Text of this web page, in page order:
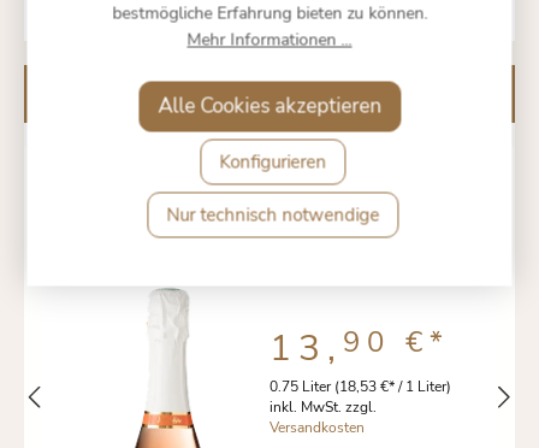
Kunden kauften auch
CREMANT DE LOIRE ROSÉ
0.75 Liter(18,53 €* / 1 Liter)
inkl. MwSt. zzgl.
Versandkosten
13, 90 €*
bestmögliche Erfahrung bieten zu können.
Mehr Informationen ...
Nur technisch notwendige
Konfigurieren
Alle Cookies akzeptieren